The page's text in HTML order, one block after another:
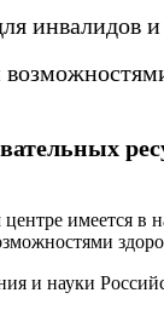
инвалидов
имеется в
и науки